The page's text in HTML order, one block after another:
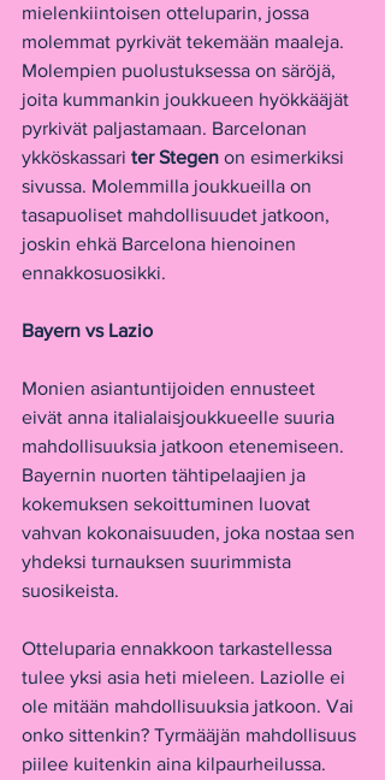
mielenkiintoisen otteluparin, jossa
molemmat pyrkivät tekemään maaleja.
Molempien puolustuksessa on säröjä,
joita kummankin joukkueen hyökkääjät
pyrkivät paljastamaan. Barcelonan
ykköskassari ter Stegen on esimerkiksi
sivussa. Molemmilla joukkueilla on
tasapuoliset mahdollisuudet jatkoon,
joskin ehkä Barcelona hienoinen
ennakkosuosikki.
Bayern vs Lazio
Monien asiantuntijoiden ennusteet
eivät anna italialaisjoukkueelle suuria
mahdollisuuksia jatkoon etenemiseen.
Bayernin nuorten tähtipelaajien ja
kokemuksen sekoittuminen luovat
vahvan kokonaisuuden, joka nostaa sen
yhdeksi turnauksen suurimmista
suosikeista.
Otteluparia ennakkoon tarkastellessa
tulee yksi asia heti mieleen. Laziolle ei
ole mitään mahdollisuuksia jatkoon. Vai
onko sittenkin? Tyrmääjän mahdollisuus
piilee kuitenkin aina kilpaurheilussa.